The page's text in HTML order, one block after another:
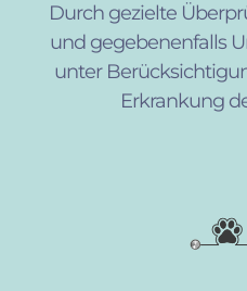
Durch gezielte
und gegebenenfalls
unter
Erkrankung